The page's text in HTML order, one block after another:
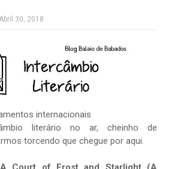
Abril 30, 2018
internacionais
literário no ar, cheinho de
torcendo que chegue por aqui.